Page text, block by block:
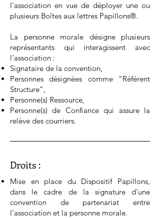
l'association en vue de déployer une ou
plusieurs Boîtes aux lettres Papillons®.
La personne morale désigne plusieurs
représentants qui interagissent avec
l’association :
Signataire de la convention,
Personnes désignées comme “Référent
Structure”,
Personne(s) Ressource,
Personne(s) de Confiance qui assure la
relève des courriers.
Droits :
Mise en place du Dispositif Papillons,
dans le cadre de la signature d’une
convention de partenariat entre
l’association et la personne morale.